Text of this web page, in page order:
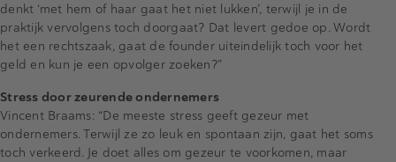
denkt ‘met hem of haar gaat het niet lukken’, terwijl je in de
praktijk vervolgens toch doorgaat? Dat levert gedoe op. Wordt
het een rechtszaak, gaat de founder uiteindelijk toch voor het
geld en kun je een opvolger zoeken?”
Stress door zeurende ondernemers
Vincent Braams: “De meeste stress geeft gezeur met
ondernemers. Terwijl ze zo leuk en spontaan zijn, gaat het soms
toch verkeerd. Je doet alles om gezeur te voorkomen, maar